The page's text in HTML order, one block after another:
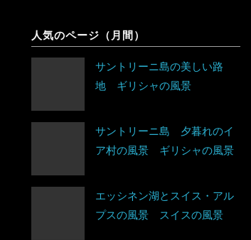
人気のページ（月間）
サントリーニ島の美しい路
地 ギリシャの風景
サントリーニ島 夕暮れのイ
ア村の風景 ギリシャの風景
エッシネン湖とスイス・アル
プスの風景 スイスの風景
スリランカ
台湾
タジキスタン
チベット
デンマーク
ノルウェー
ハンガリー
アルゼンチン
アンティグア・バーブーダ
ウルグアイ
エクアドル
グアテマラ
アルジェリア